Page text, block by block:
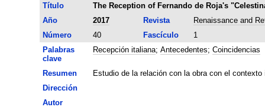
Título
The Reception of Fernando de Roja's
Año
2017 Revista
Renaissance and
Número
40 Fascículo
1
Palabras
clave
Recepción italiana; Antecedentes; Coincidencias
Resumen
Estudio de la relación con la obra con el
Dirección
Autor